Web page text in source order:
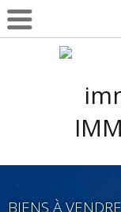
BIENS À